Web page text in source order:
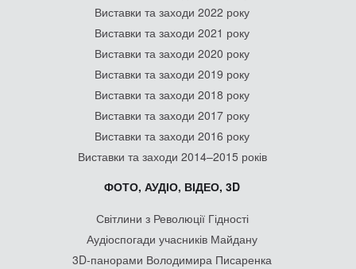
Виставки та заходи 2022 року
Виставки та заходи 2021 року
Виставки та заходи 2020 року
Виставки та заходи 2019 року
Виставки та заходи 2018 року
Виставки та заходи 2017 року
Виставки та заходи 2016 року
Виставки та заходи 2014–2015 років
ФОТО, АУДІО, ВІДЕО, 3D
Світлини з Революції Гідності
Аудіоспогади учасників Майдану
3D-панорами Володимира Писаренка